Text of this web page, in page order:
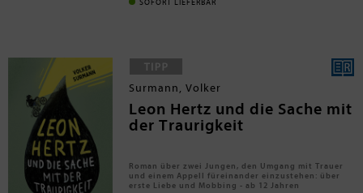
aus dem Rennen zu werfen, tut sie
Wünsche und Gefühle ans Licht, die
Rowan nicht für möglich gehalten
hätte. Ist er mehr als der Typ, den sie
all die Jahre so verachtet hatte?
SOFORT LIEFERBAR
Surmann, Volker
Leon Hertz und die Sache mit
der Traurigkeit
Roman über zwei Jungen, den Umgang mit Trauer
und einem Appell füreinander einzustehen: über
erste Liebe und Mobbing - ab 12 Jahren